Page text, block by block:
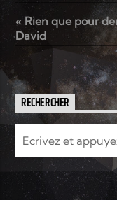
« Rien que pour
David
RECHERCHER